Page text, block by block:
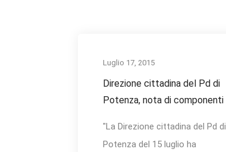
Luglio 17, 2015
Direzione cittadina del Pd di
Potenza, nota di componenti
"La Direzione cittadina del Pd di
Potenza del 15 luglio ha